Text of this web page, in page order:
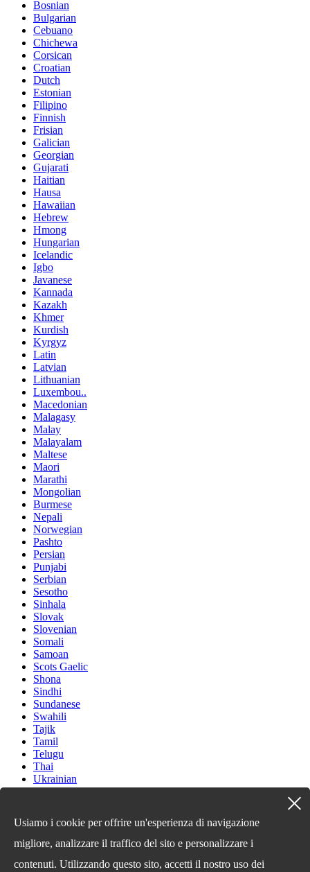
Bosnian
Bulgarian
Cebuano
Chichewa
Corsican
Croatian
Dutch
Estonian
Filipino
Finnish
Frisian
Galician
Georgian
Gujarati
Haitian
Hausa
Hawaiian
Hebrew
Hmong
Hungarian
Icelandic
Igbo
Javanese
Kannada
Kazakh
Khmer
Kurdish
Kyrgyz
Latin
Latvian
Lithuanian
Luxembou..
Macedonian
Malagasy
Malay
Malayalam
Maltese
Maori
Marathi
Mongolian
Burmese
Nepali
Norwegian
Pashto
Persian
Punjabi
Serbian
Sesotho
Sinhala
Slovak
Slovenian
Somali
Samoan
Scots Gaelic
Shona
Sindhi
Sundanese
Swahili
Tajik
Tamil
Telugu
Thai
Ukrainian
Urdu
Vietnamese
Welsh
Xhosa
Yoruba
Usiamo i cookie per offrire un'esperienza di navigazione
migliore, analizzare il traffico del sito e personalizzare i
contenuti. Utilizzando questo sito, accetti il ​​nostro uso dei